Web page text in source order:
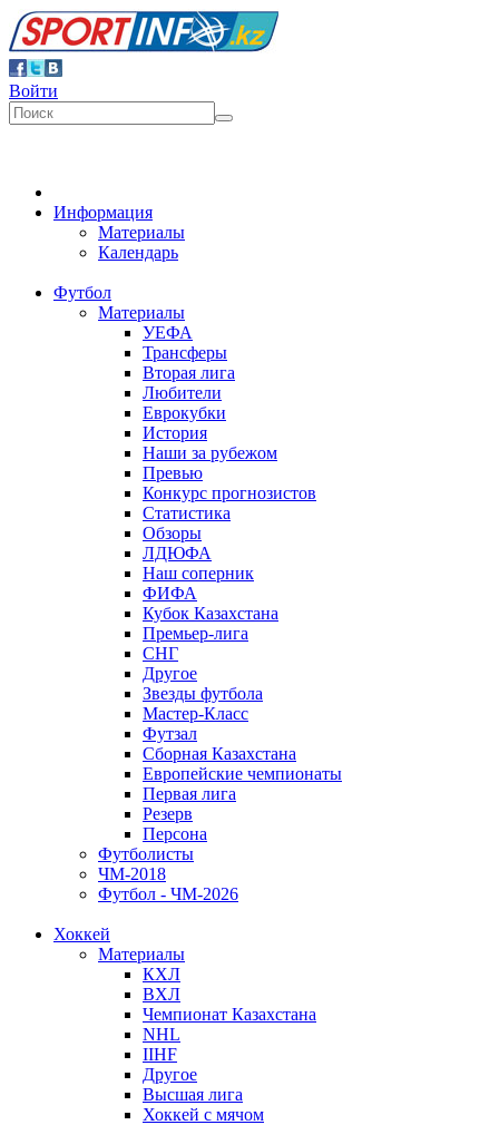
Войти
Информация
Материалы
Календарь
Футбол
Материалы
УЕФА
Трансферы
Вторая лига
Любители
Еврокубки
История
Наши за рубежом
Превью
Конкурс прогнозистов
Статистика
Обзоры
ЛДЮФА
Наш соперник
ФИФА
Кубок Казахстана
Премьер-лига
СНГ
Другое
Звезды футбола
Мастер-Класс
Футзал
Сборная Казахстана
Европейские чемпионаты
Первая лига
Резерв
Персона
Футболисты
ЧМ-2018
Футбол - ЧМ-2026
Хоккей
Материалы
КХЛ
ВХЛ
Чемпионат Казахстана
NHL
IIHF
Другое
Высшая лига
Хоккей с мячом